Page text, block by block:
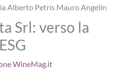
Srl: verso la
WineMag.it